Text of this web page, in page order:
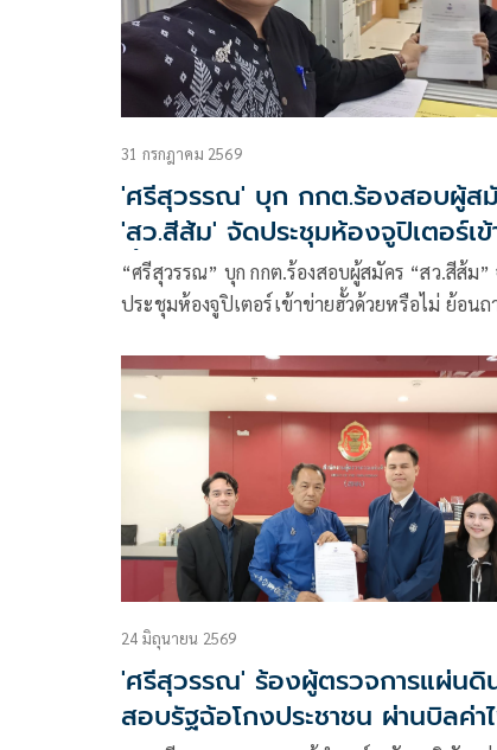
31 กรกฎาคม 2569
'ศรีสุวรรณ' บุก กกต.ร้องสอบผู้ส
'สว.สีส้ม' จัดประชุมห้องจูปิเตอร์เข้
'ฮั้ว' ด้วยหรือไม่
“ศรีสุวรรณ” บุก กกต.ร้องสอบผู้สมัคร “สว.สีส้ม”
ประชุมห้องจูปิเตอร์เข้าข่ายฮั้วด้วยหรือไม่ ย้อน
“ทำงานร่วมกัน” หรือ “จัดตั้ง” แต่พอเป็นฝ่ายต
กลับรีบใช้คำว่า “ฮั้ว” ยันต้องใช้มาตรฐานเดียว
ฝ่าย
24 มิถุนายน 2569
'ศรีสุวรรณ' ร้องผู้ตรวจการแผ่นดิ
สอบรัฐฉ้อโกงประชาชน ผ่านบิลค่า